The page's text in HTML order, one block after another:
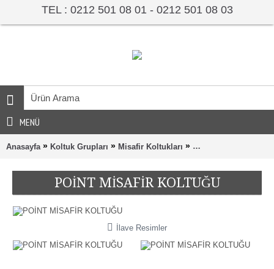
TEL : 0212 501 08 01 - 0212 501 08 03
MENÜ
Anasayfa » Koltuk Grupları » Misafir Koltukları » POİNT MİSAFİR
POİNT MİSAFİR KOLTUĞU
İlave Resimler